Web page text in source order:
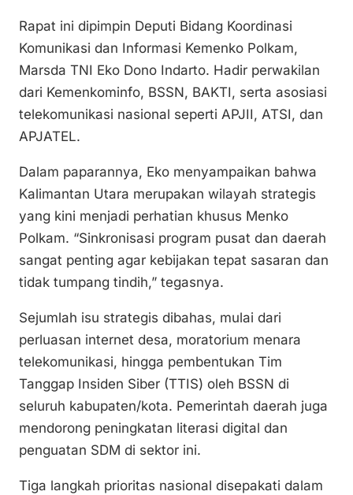
Rapat ini dipimpin Deputi Bidang Koordinasi
Komunikasi dan Informasi Kemenko Polkam,
Marsda TNI Eko Dono Indarto. Hadir perwakilan
dari Kemenkominfo, BSSN, BAKTI, serta asosiasi
telekomunikasi nasional seperti APJII, ATSI, dan
APJATEL.
Dalam paparannya, Eko menyampaikan bahwa
Kalimantan Utara merupakan wilayah strategis
yang kini menjadi perhatian khusus Menko
Polkam. “Sinkronisasi program pusat dan daerah
sangat penting agar kebijakan tepat sasaran dan
tidak tumpang tindih,” tegasnya.
Sejumlah isu strategis dibahas, mulai dari
perluasan internet desa, moratorium menara
telekomunikasi, hingga pembentukan Tim
Tanggap Insiden Siber (TTIS) oleh BSSN di
seluruh kabupaten/kota. Pemerintah daerah juga
mendorong peningkatan literasi digital dan
penguatan SDM di sektor ini.
Tiga langkah prioritas nasional disepakati dalam